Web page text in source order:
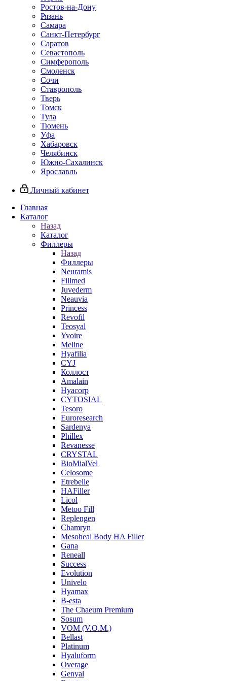
Ростов-на-Дону
Рязань
Самара
Санкт-Петербург
Саратов
Севастополь
Симферополь
Смоленск
Сочи
Ставрополь
Тверь
Томск
Тула
Тюмень
Уфа
Хабаровск
Челябинск
Южно-Сахалинск
Ярославль
Личный кабинет
Главная
Каталог
Назад
Каталог
Филлеры
Назад
Филлеры
Neuramis
Fillmed
Juvederm
Neauvia
Princess
Revofil
Teosyal
Yvoire
Meline
Hyafilia
CYJ
Коллост
Amalain
Hyacorp
CYTOSIAL
Tesoro
Euroresearch
Sardenya
Phillex
Revanesse
CRYSTAL
BioMialVel
Celosome
Etrebelle
HAFiller
Licol
Metoo Fill
Replengen
Chamryn
Mesoheal Body HA Filler
Gana
Reneall
Success
Evolution
Univelo
Hyamax
B-esta
The Chaeum Premium
Sosum
VOM (V.O.M.)
Bellast
Platinum
Hyaluform
Overage
Genyal